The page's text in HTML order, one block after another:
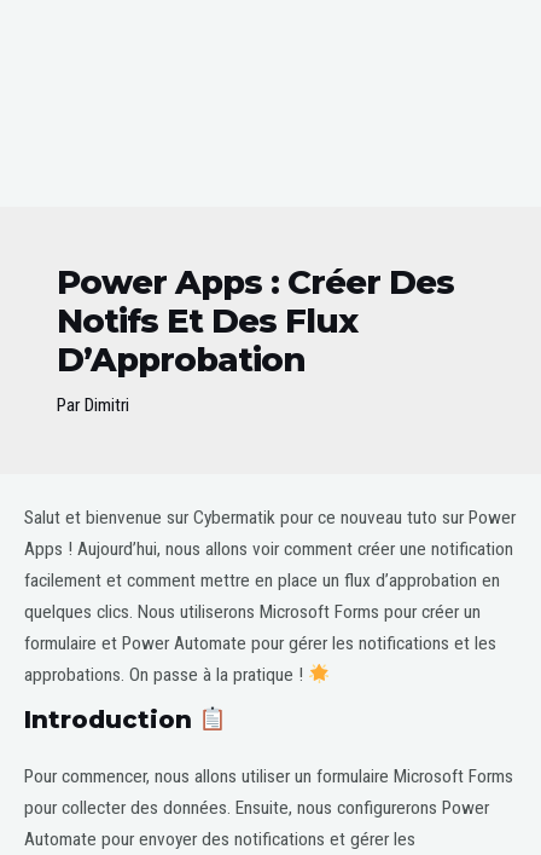
Power Apps : Créer Des
Notifs Et Des Flux
D’Approbation
ParDimitri
Salut et bienvenue sur Cybermatik pour ce nouveau tuto sur Power
Apps ! Aujourd’hui, nous allons voir comment créer une notification
facilement et comment mettre en place un flux d’approbation en
quelques clics. Nous utiliserons Microsoft Forms pour créer un
formulaire et Power Automate pour gérer les notifications et les
approbations. On passe à la pratique !
Introduction
Pour commencer, nous allons utiliser un formulaire Microsoft Forms
pour collecter des données. Ensuite, nous configurerons Power
Automate pour envoyer des notifications et gérer les
navigation